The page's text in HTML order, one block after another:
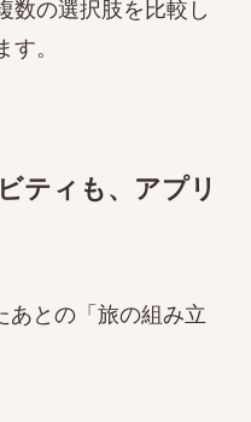
数の選択肢を比較し
。
ティも、アプリ
あとの「旅の組み立